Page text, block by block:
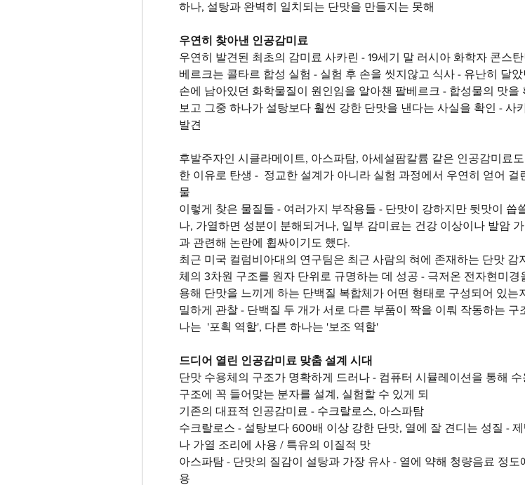
하나, 설탕과 완벽히 일치되는 단맛을 만들지는 못해
우연히 찾아낸 인공감미료
우연히 발견된 최초의 감미료 사카린 - 19세기 말 러시아 화학자 콘스
베르크는 콜타르 합성 실험 - 실험 후 손을 씻지않고 식사 - 유난히 달
손에 남아있던 화학물질이 원인임을 알아챈 팔베르크 - 합성물의 맛을
보고 그중 하나가 설탕보다 훨씬 강한 단맛을 낸다는 사실을 확인 - 사
발견
후발주자인 시클라메이트, 아스파탐, 아세설팜칼륨 같은 인공감미료
한 이유로 탄생 -  정교한 설계가 아니라 실험 과정에서 우연히 얻어 걸
물
이렇게 찾은 물질들 - 여러가지 부작용들 - 단맛이 강하지만 뒷맛이 씁
나, 가열하면 성분이 분해되거나, 일부 감미료는 건강 이상이나 발암
과 관련해 논란에 휩싸이기도 했다.
최근 미국 컬럼비아대의 연구팀은 최근 사람의 혀에 존재하는 단맛 감
체의 3차원 구조를 원자 단위로 규명하는 데 성공 - 극저온 전자현미경
용해 단맛을 느끼게 하는 단백질 복합체가 어떤 형태로 구성되어 있는
밀하게 관찰 - 단백질 두 개가 서로 다른 부품이 짝을 이뤄 작동하는 구
나는  '포획 역할', 다른 하나는 '보조 역할'
드디어 열린 인공감미료 맞춤 설계 시대
단맛 수용체의 구조가 명확하게 드러나 - 컴퓨터 시뮬레이션을 통해 수
구조에 꼭 들어맞는 분자를 설계, 실험할 수 있게 되
기존의 대표적 인공감미료 - 수크랄로스, 아스파탐
수크랄로스 - 설탕보다 600배 이상 강한 단맛, 열에 잘 견디는 성질 - 제
나 가열 조리에 사용 / 특유의 이질적 맛
아스파탐 - 단맛의 질감이 설탕과 가장 유사 - 열에 약해 청량음료 정도
용